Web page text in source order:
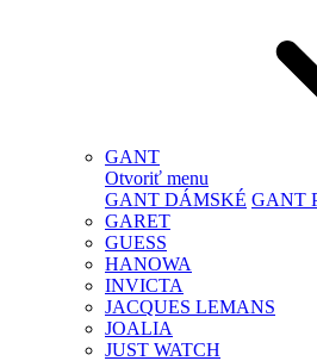
GANT
Otvoriť menu
GANT DÁMSKÉ GANT
GARET
GUESS
HANOWA
INVICTA
JACQUES LEMANS
JOALIA
JUST WATCH